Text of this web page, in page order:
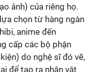
ảnh) của riêng họ.
chọn từ hàng ngàn
anime đến
cấp các bộ phận
do nghệ sĩ đó vẽ,
để tạo ra nhân vật